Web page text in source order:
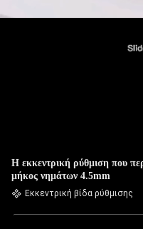
Η εκκεντρική ρύθμιση που
μήκος νημάτων 4.5mm
Εκκεντρική βίδα ρύθμισης